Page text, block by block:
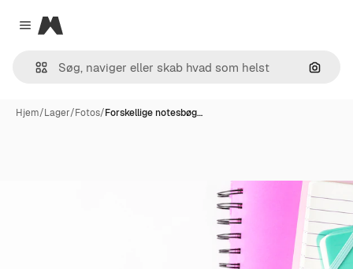
Close menu
Magnific
Søg
Hjem/Lager/Fotos/Forskellige notesbøg…